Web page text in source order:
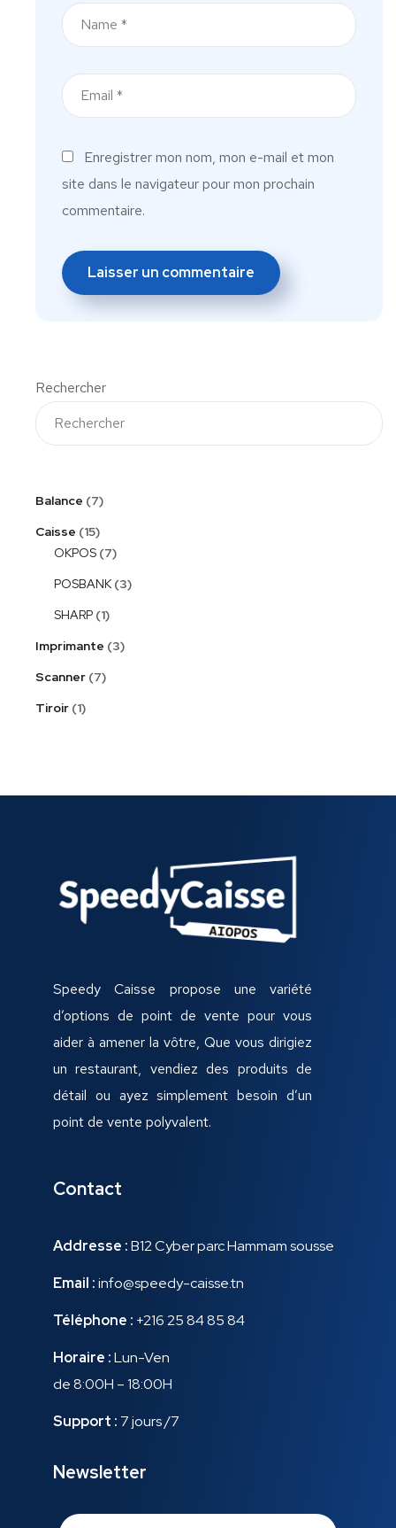
Enregistrer mon nom, mon e-mail et mon
site dans le navigateur pour mon prochain
commentaire.
Rechercher
Balance
7
Caisse
15
OKPOS 7
POSBANK 3
SHARP 1
Imprimante
3
Scanner 7
Tiroir 1
Speedy Caisse propose une variété
d’options de point de vente pour vous
aider à amener la vôtre, Que vous dirigiez
un restaurant, vendiez des produits de
détail ou ayez simplement besoin d’un
point de vente polyvalent.
Contact
Addresse :B12 Cyber parc Hammam sousse
Email :info@speedy-caisse.tn
Téléphone : +216 25 84 85 84
Horaire :Lun-Ven
de 8:00H – 18:00H
Support : 7 jours /7
Newsletter